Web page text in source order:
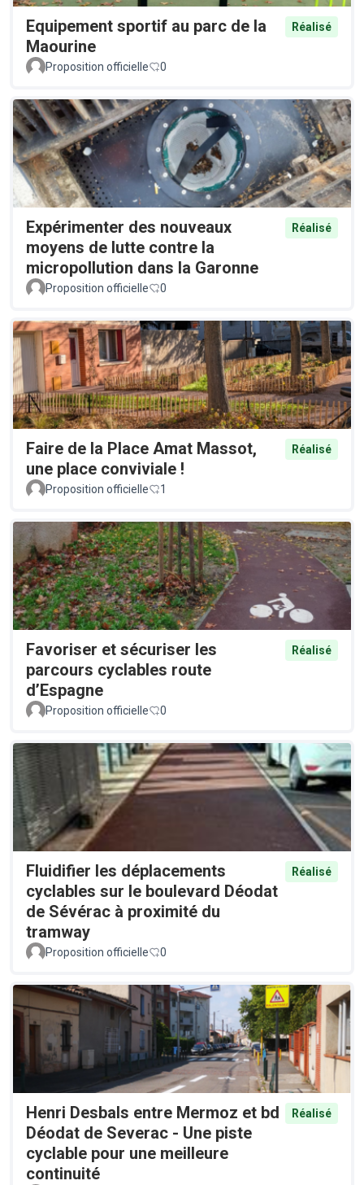
Equipement sportif au parc de la
Maourine
Réalisé
Proposition officielle 0
Expérimenter des nouveaux
moyens de lutte contre la
micropollution dans la Garonne
Réalisé
Proposition officielle 0
Faire de la Place Amat Massot,
une place conviviale !
Réalisé
Proposition officielle 1
Favoriser et sécuriser les
parcours cyclables route
d’Espagne
Réalisé
Proposition officielle 0
Fluidifier les déplacements
cyclables sur le boulevard Déodat
de Sévérac à proximité du
tramway
Réalisé
Proposition officielle 0
Henri Desbals entre Mermoz et bd
Déodat de Severac - Une piste
cyclable pour une meilleure
continuité
Réalisé